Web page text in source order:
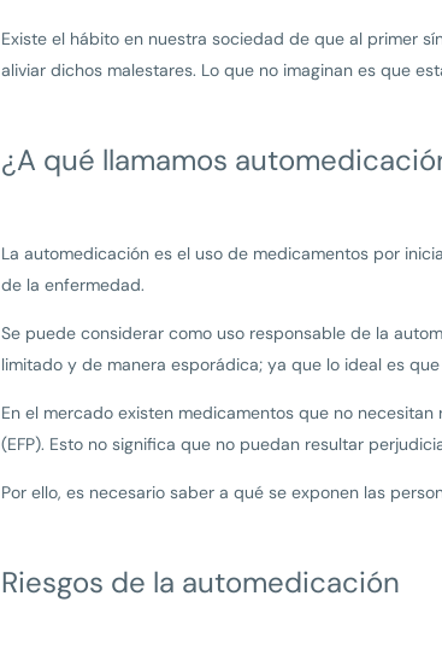
Existe el hábito en nuestra sociedad de que al primer
aliviar dichos malestares. Lo que no imaginan es que
¿A qué llamamos
La automedicación es el uso de medicamentos por
de la enfermedad.
Se puede considerar como uso responsable de la
limitado y de manera esporádica; ya que lo ideal es
En el mercado existen medicamentos que no
(EFP). Esto no significa que no puedan resultar
Por ello, es necesario saber a qué se exponen las
Riesgos de la automedicación